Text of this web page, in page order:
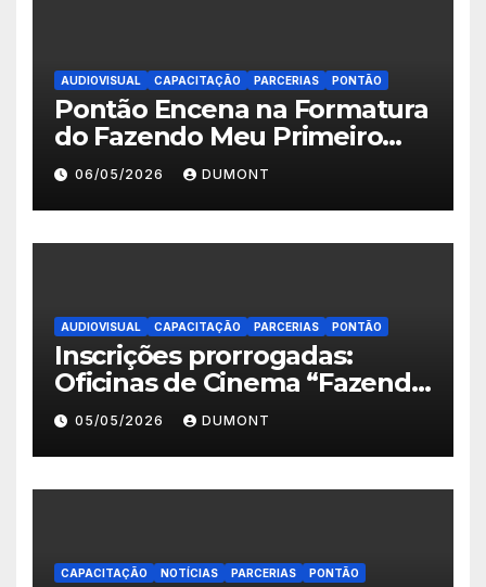
AUDIOVISUAL CAPACITAÇÃO PARCERIAS PONTÃO
Pontão Encena na Formatura
do Fazendo Meu Primeiro
Filme no Degase Belford
Roxo e reforça as inscrições
abertas em Nova Iguaçu
06/05/2026 DUMONT
AUDIOVISUAL CAPACITAÇÃO PARCERIAS PONTÃO
Inscrições prorrogadas:
Oficinas de Cinema “Fazendo
Meu Primeiro Filme” em
Nova Iguaçu seguem abertas
até 11 de maio
05/05/2026 DUMONT
CAPACITAÇÃO NOTÍCIAS PARCERIAS PONTÃO